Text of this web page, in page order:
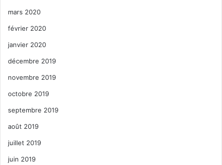
mars 2020
février 2020
janvier 2020
décembre 2019
novembre 2019
octobre 2019
septembre 2019
août 2019
juillet 2019
juin 2019